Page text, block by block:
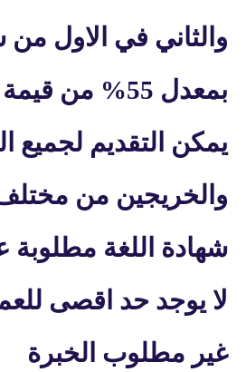
والثاني في الاول من
بمعدل 55% من قيمة المرتب
يمكن التقديم لجميع
والخريجين من مختلف
شهادة اللغة مطلوبة
لا يوجد حد اقصى
غير مطلوب الخبرة